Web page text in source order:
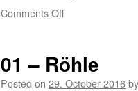
Comments Off
01 – Röhle
Posted on 29. October 2016by